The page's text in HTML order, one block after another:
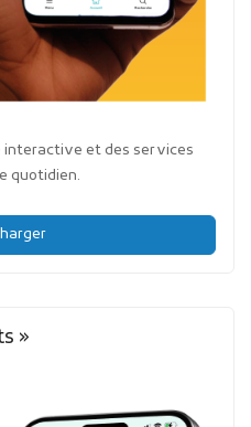
interactive et des services
quotidien.
»